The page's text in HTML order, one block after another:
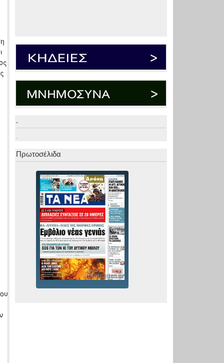
.
.
Πρωτοσέλιδα